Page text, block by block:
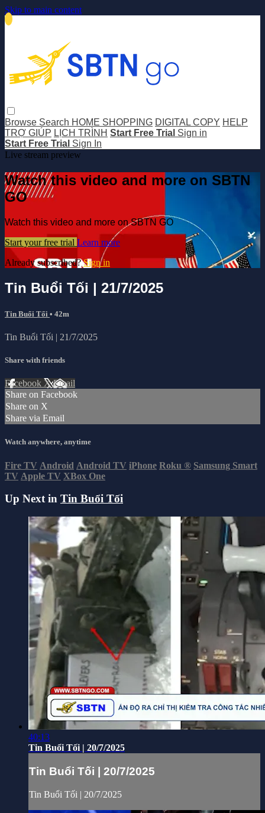
Skip to main content
Browse Search HOME SHOPPING DIGITAL COPY HELP
TRỢ GIÚP LỊCH TRÌNH Start Free Trial Sign in
Start Free Trial Sign In
Live stream preview
Watch this video and more on SBTN
GO
Watch this video and more on SBTN GO
Start your free trial Learn more
Already subscribed?Sign in
Tin Buổi Tối | 21/7/2025
Tin Buổi Tối • 42m
Tin Buổi Tối | 21/7/2025
Share with friends
Facebook XEmail
Share on Facebook
Share on X
Share via Email
Watch anywhere, anytime
Fire TV Android Android TV iPhone Roku ® Samsung Smart
TV Apple TV XBox One
Up Next in Tin Buổi Tối
40:13
Tin Buổi Tối | 20/7/2025
Tin Buổi Tối | 20/7/2025
Tin Buổi Tối | 20/7/2025